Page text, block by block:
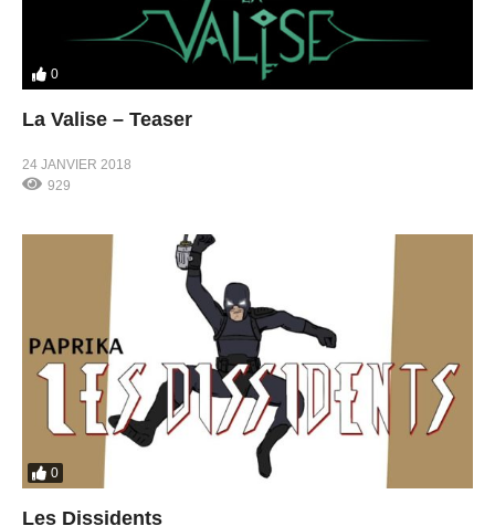
0
La Valise – Teaser
24 JANVIER 2018
929
0
Les Dissidents